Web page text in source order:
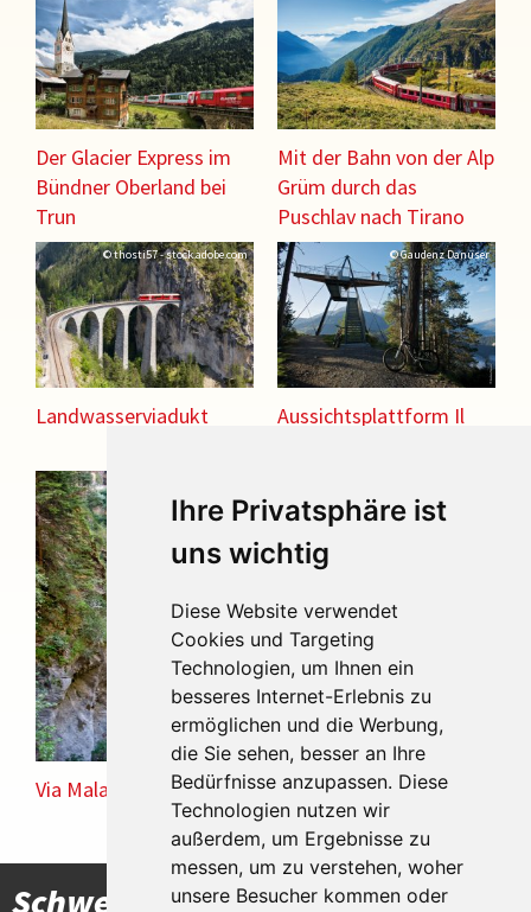
Ihre Privatsphäre ist
uns wichtig
Diese Website verwendet
Cookies und Targeting
Technologien, um Ihnen ein
besseres Internet-Erlebnis zu
ermöglichen und die Werbung,
die Sie sehen, besser an Ihre
Bedürfnisse anzupassen. Diese
Technologien nutzen wir
außerdem, um Ergebnisse zu
messen, um zu verstehen, woher
unsere Besucher kommen oder
Der Glacier Express im
Bündner Oberland bei
Trun
Mit der Bahn von der Alp
Grüm durch das
Puschlav nach Tirano
© thosti57 - stock.adobe.com
Landwasserviadukt
© Gaudenz Danuser
Aussichtsplattform Il
Via Mala Schlucht
Schwertheim